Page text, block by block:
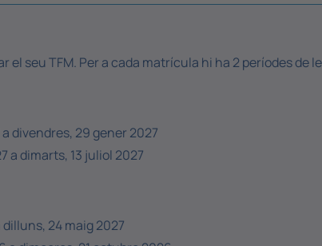
el seu TFM. Per a cada matrícula hi ha 2 períodes de
divendres, 29 gener 2027
a dimarts, 13 juliol 2027
24 maig 2027